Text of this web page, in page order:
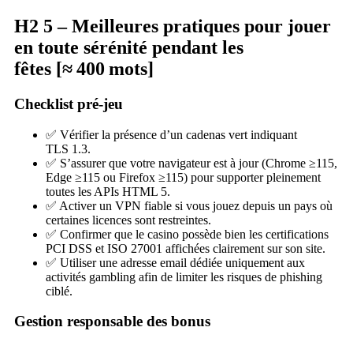
H2 5 – Meilleures pratiques pour jouer
en toute sérénité pendant les
fêtes [≈ 400 mots]
Checklist pré‑jeu
✅ Vérifier la présence d’un cadenas vert indiquant
TLS 1.3.
✅ S’assurer que votre navigateur est à jour (Chrome ≥115,
Edge ≥115 ou Firefox ≥115) pour supporter pleinement
toutes les APIs HTML 5.
✅ Activer un VPN fiable si vous jouez depuis un pays où
certaines licences sont restreintes.
✅ Confirmer que le casino possède bien les certifications
PCI DSS et ISO 27001 affichées clairement sur son site.
✅ Utiliser une adresse email dédiée uniquement aux
activités gambling afin de limiter les risques de phishing
ciblé.
Gestion responsable des bonus